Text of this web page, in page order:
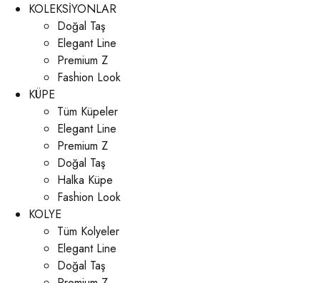
KOLEKSİYONLAR
Doğal Taş
Elegant Line
Premium Z
Fashion Look
KÜPE
Tüm Küpeler
Elegant Line
Premium Z
Doğal Taş
Halka Küpe
Fashion Look
KOLYE
Tüm Kolyeler
Elegant Line
Doğal Taş